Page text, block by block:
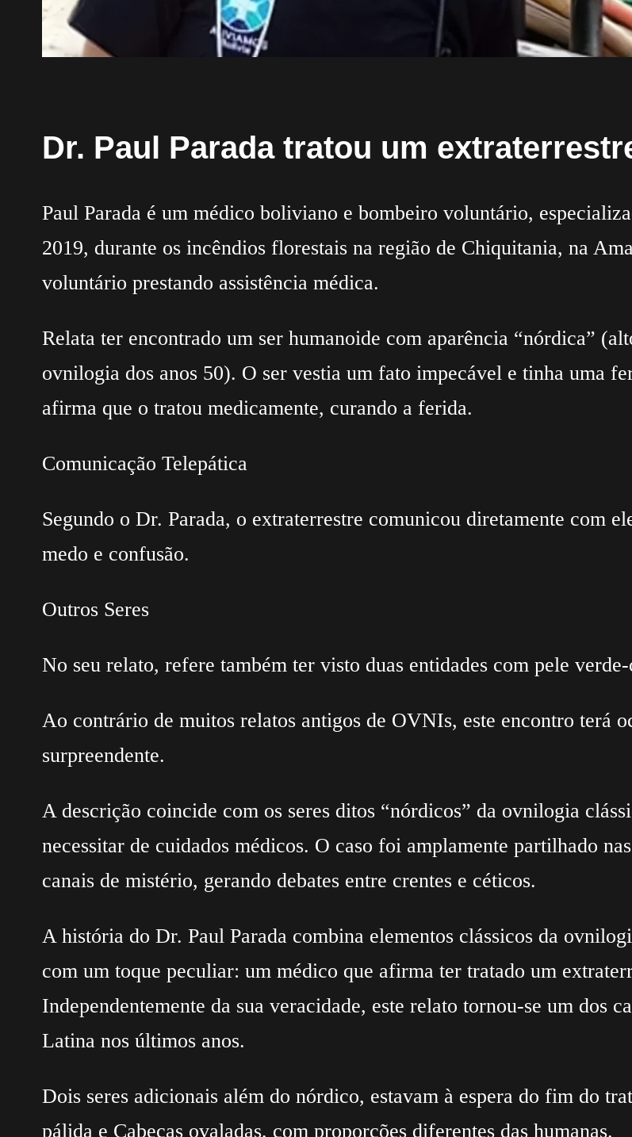
Dr. Paul Parada tratou um
Paul Parada é um médico boliviano e bombeiro voluntário,
2019, durante os incêndios florestais na região de Chiquitania, na
voluntário prestando assistência médica.
Relata ter encontrado um ser humanoide com aparência “nórdica”
ovnilogia dos anos 50). O ser vestia um fato impecável e tinha uma
afirma que o tratou medicamente, curando a ferida.
Comunicação Telepática
Segundo o Dr. Parada, o extraterrestre comunicou diretamente com
medo e confusão.
Outros Seres
No seu relato, refere também ter visto duas entidades com pele
Ao contrário de muitos relatos antigos de OVNIs, este encontro terá
surpreendente.
A descrição coincide com os seres ditos “nórdicos” da ovnilogia
necessitar de cuidados médicos. O caso foi amplamente partilhado
canais de mistério, gerando debates entre crentes e céticos.
A história do Dr. Paul Parada combina elementos clássicos da
com um toque peculiar: um médico que afirma ter tratado um
Independentemente da sua veracidade, este relato tornou-se um dos
Latina nos últimos anos.
Dois seres adicionais além do nórdico, estavam à espera do fim do
pálida e Cabeças ovaladas, com proporções diferentes das humanas.